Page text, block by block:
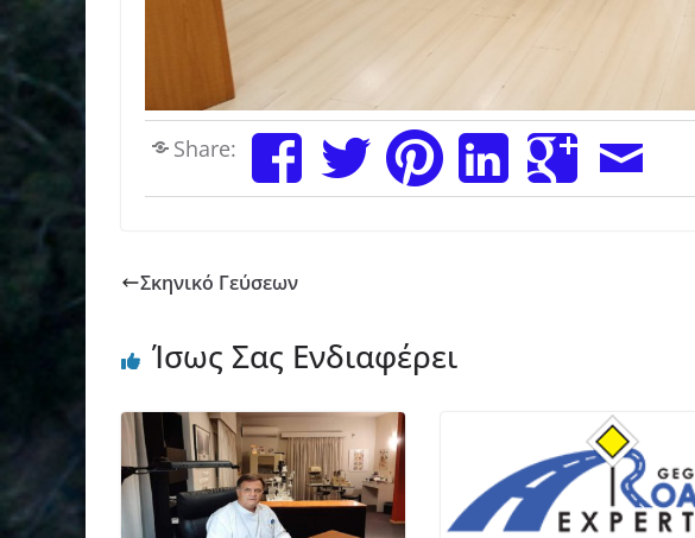
Share:
Σκηνικό Γεύσεων
Ίσως Σας Ενδιαφέρει